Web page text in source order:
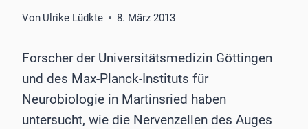
Von Ulrike Lüdkte 8. März 2013
Forscher der Universitätsmedizin Göttingen
und des Max-Planck-Instituts für
Neurobiologie in Martinsried haben
untersucht, wie die Nervenzellen des Auges